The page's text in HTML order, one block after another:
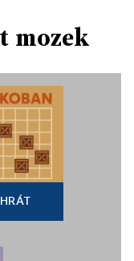
mozek
HRÁT